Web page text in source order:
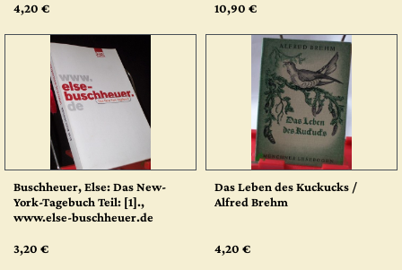
4,20 € 10,90 €
Buschheuer, Else: Das New-
York-Tagebuch Teil: [1].,
www.else-buschheuer.de
3,20 €
Das Leben des Kuckucks /
Alfred Brehm
4,20 €